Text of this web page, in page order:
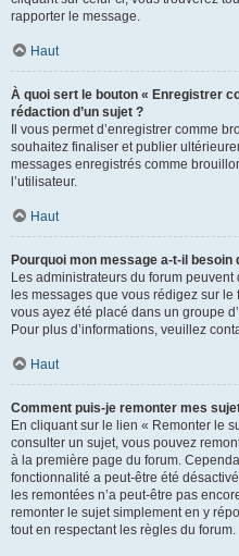
rapporter le message.
Haut
À quoi sert le bouton « Enregistrer
rédaction d’un sujet ?
Il vous permet d’enregistrer comme
souhaitez finaliser et publier
messages enregistrés comme
l’utilisateur.
Haut
Pourquoi mon message a-t-il besoin
Les administrateurs du forum
les messages que vous rédigez sur
vous ayez été placé dans un groupe
Pour plus d’informations, veuillez
Haut
Comment puis-je remonter mes
En cliquant sur le lien « Remonter le
consulter un sujet, vous pouvez
à la première page du forum.
fonctionnalité a peut-être été
les remontées n’a peut-être pas
remonter le sujet simplement en y
tout en respectant les règles du forum.